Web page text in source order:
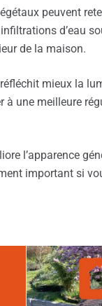
peuvent
d’eau
de la maison.
mieux la
à une meilleure
l’apparence
important si